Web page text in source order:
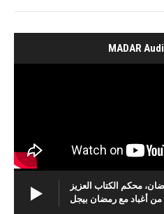
MADAR
محكم الكتاب العزيز